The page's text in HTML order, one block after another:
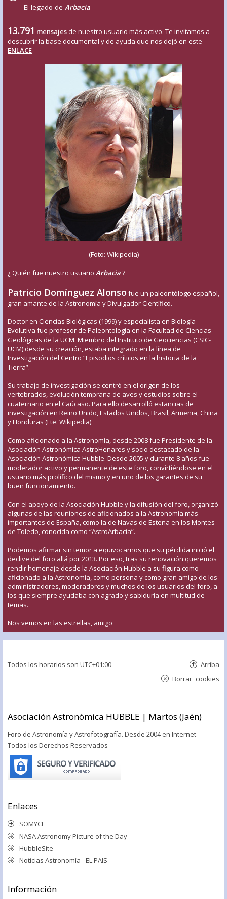
El legado de Arbacia
13.791 mensajes de nuestro usuario más activo. Te invitamos a
descubrir la base documental y de ayuda que nos dejó en este
ENLACE
(Foto: Wikipedia)
¿ Quién fue nuestro usuario Arbacia?
Patricio Domínguez Alonso fue un paleontólogo español,
gran amante de la Astronomía y Divulgador Científico.
Doctor en Ciencias Biológicas (1999) y especialista en Biología
Evolutiva fue profesor de Paleontología en la Facultad de Ciencias
Geológicas de la UCM. Miembro del Instituto de Geociencias (CSIC-
UCM) desde su creación, estaba integrado en la línea de
Investigación del Centro “Episodios críticos en la historia de la
Tierra”.
Su trabajo de investigación se centró en el origen de los
vertebrados, evolución temprana de aves y estudios sobre el
cuaternario en el Caúcaso. Para ello desarrolló estancias de
investigación en Reino Unido, Estados Unidos, Brasil, Armenia, China
y Honduras (Fte. Wikipedia)
Como aficionado a la Astronomía, desde 2008 fue Presidente de la
Asociación Astronómica AstroHenares y socio destacado de la
Asociación Astronómica Hubble. Desde 2005 y durante 8 años fue
moderador activo y permanente de este foro, convirtiéndose en el
usuario más prolífico del mismo y en uno de los garantes de su
buen funcionamiento.
Con el apoyo de la Asociación Hubble y la difusión del foro, organizó
algunas de las reuniones de aficionados a la Astronomía más
importantes de España, como la de Navas de Estena en los Montes
de Toledo, conocida como “AstroArbacia”.
Podemos afirmar sin temor a equivocarnos que su pérdida inició el
declive del foro allá por 2013. Por eso, tras su renovación queremos
rendir homenaje desde la Asociación Hubble a su figura como
aficionado a la Astronomía, como persona y como gran amigo de los
administradores, moderadores y muchos de los usuarios del foro, a
los que siempre ayudaba con agrado y sabiduría en multitud de
temas.
Nos vemos en las estrellas, amigo
Todos los horarios son UTC+01:00 Arriba
Borrar cookies
Asociación Astronómica HUBBLE | Martos (Jaén)
Foro de Astronomía y Astrofotografía. Desde 2004 en Internet
Todos los Derechos Reservados
Enlaces
SOMYCE
NASA Astronomy Picture of the Day
HubbleSite
Noticias Astronomía - EL PAIS
Información